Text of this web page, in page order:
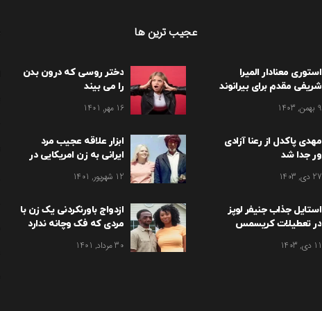
استوری معنادار المیرا
شریفی مقدم برای بیرانوند
9 بهمن, 1403
مهدی پاکدل از رعنا آزادی
ور جدا شد
27 دی, 1403
استایل جذاب جنیفر لوپز
در تعطیلات کریسمس
11 دی, 1403
عجیب ترین ها
دختر روسی که درون بدن
را می بیند
16 مهر, 1401
ابزار علاقه عجیب مرد
ایرانی به زن امریکایی در
12 شهریور, 1401
ازدواج باورنکردنی یک زن با
مردی که فک وچانه ندارد
30 مرداد, 1401